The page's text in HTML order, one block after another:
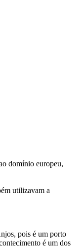
domínio europeu,
utilizavam a
pois é um porto
é um dos